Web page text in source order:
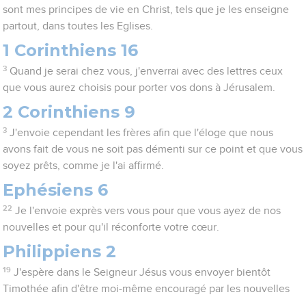
sont mes principes de vie en Christ, tels que je les enseigne
partout, dans toutes les Eglises.
1 Corinthiens 16
3 Quand je serai chez vous, j'enverrai avec des lettres ceux
que vous aurez choisis pour porter vos dons à Jérusalem.
2 Corinthiens 9
3 J'envoie cependant les frères afin que l'éloge que nous
avons fait de vous ne soit pas démenti sur ce point et que vous
soyez prêts, comme je l'ai affirmé.
Ephésiens 6
22 Je l'envoie exprès vers vous pour que vous ayez de nos
nouvelles et pour qu'il réconforte votre cœur.
Philippiens 2
19 J'espère dans le Seigneur Jésus vous envoyer bientôt
Timothée afin d'être moi-même encouragé par les nouvelles